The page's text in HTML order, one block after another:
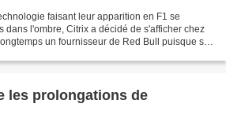
faisant leur apparition en F1 se
dans l'ombre, Citrix a décidé de s'afficher chez
un fournisseur de Red Bull puisque sa
les prolongations de